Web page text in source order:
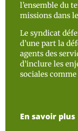
l’ensemble du
missions dans
Le syndicat
d’une part la
agents des
d’inclure les
sociales
En savoir plus